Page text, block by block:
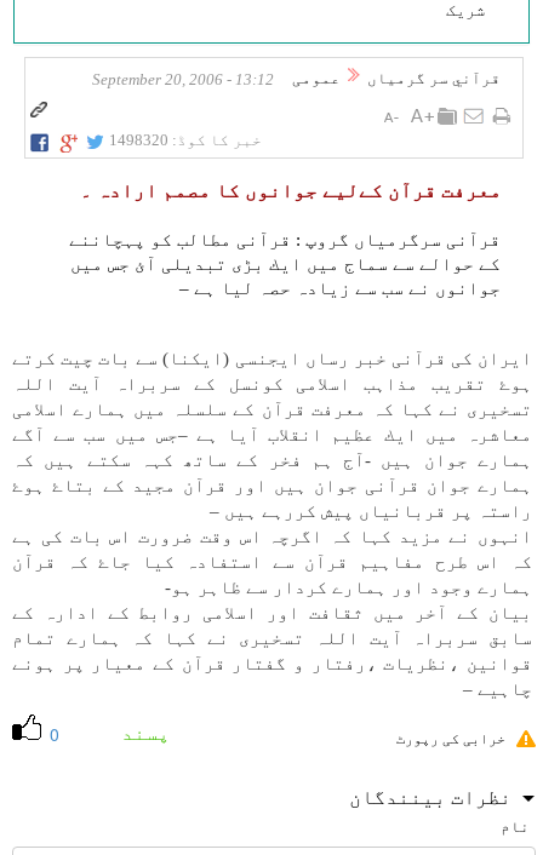
شریک
قرآني سر گرمياں عمومی 13:12 - September 20, 2006
خبر کا کوڈ: 1498320
معرفت قرآن كےلیے جوانوں كا مصمم ارادہ ۔
قرآنی سرگرمياں گروپ : قرآنی مطالب كو پہچاننے
كے حوالے سے سماج میں ايك بڑی تبديلی آئ جس میں
جوانوں نے سب سے زيادہ حصہ ليا ہے –
ايران كی قرآنی خبر رساں ايجنسی (ايكنا) سے بات چيت كرتے
ہوۓ تقريب مذاہب اسلامی كونسل كے سربراہ آيت اللہ
تسخيری نے كہا كہ معرفت قرآن كے سلسلہ میں ہمارے اسلامی
معاشرہ میں ايك عظيم انقلاب آيا ہے –جس میں سب سے آگے
ہمارے جوان ہیں -آج ہم فخر كے ساتھ كہہ سكتے ہیں كہ
ہمارے جوان قرآنی جوان ہیں اور قرآن مجيد كے بتاۓ ہوۓ
راستہ پر قربانياں پيش كررہے ہیں –
انہوں نے مزيد كہا كہ اگرچہ اس وقت ضرورت اس بات كی ہے
كہ اس طرح مفاہيم قرآن سے استفادہ كيا جاۓ كہ قرآن
ہمارے وجود اور ہمارے كردار سے ظاہر ہو-
بيان كے آخر میں ثقافت اور اسلامی روابط كے ادارہ كے
سابق سربراہ آيت اللہ تسخيری نے كہا كہ ہمارے تمام
قوانين ،نظريات ،رفتار و گفتار قرآن كے معيار پر ہونے
چاہیے –
0 پسند خرابی کی رپورٹ
نظرات بینندگان
نام